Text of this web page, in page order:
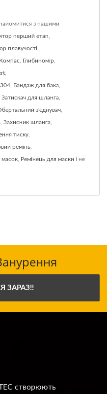
з нашими
перший етап
плавучості
Компас Глибиномір
304 Бандаж для бака
Затискач для шланга
з'єднувач
Захисник шланга
тиску
ремінь
масок Ремінець для маски і не
ЗАРАЗ!!
створюють